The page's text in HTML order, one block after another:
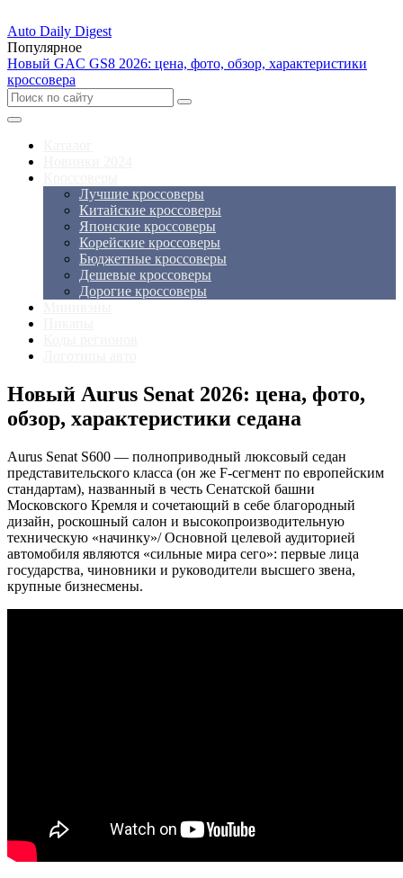
Auto Daily Digest
Популярное
Новый GAC GS8 2026: цена, фото, обзор, характеристики
кроссовера
Лучшие кроссоверы
Китайские кроссоверы
Японские кроссоверы
Корейские кроссоверы
Бюджетные кроссоверы
Дешевые кроссоверы
Дорогие кроссоверы
Новый Aurus Senat 2026: цена, фото,
обзор, характеристики седана
Aurus Senat S600 — полноприводный люксовый седан
представительского класса (он же F-сегмент по европейским
стандартам), названный в честь Сенатской башни
Московского Кремля и сочетающий в себе благородный
дизайн, роскошный салон и высокопроизводительную
техническую «начинку»/ Основной целевой аудиторией
автомобиля являются «сильные мира сего»: первые лица
государства, чиновники и руководители высшего звена,
крупные бизнесмены.